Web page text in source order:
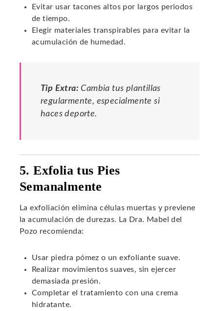
Evitar usar tacones altos por largos periodos
de tiempo.
Elegir materiales transpirables para evitar la
acumulación de humedad.
Tip Extra: Cambia tus plantillas
regularmente, especialmente si
haces deporte.
5. Exfolia tus Pies
Semanalmente
La exfoliación elimina células muertas y previene
la acumulación de durezas. La Dra. Mabel del
Pozo recomienda:
Usar piedra pómez o un exfoliante suave.
Realizar movimientos suaves, sin ejercer
demasiada presión.
Completar el tratamiento con una crema
hidratante.